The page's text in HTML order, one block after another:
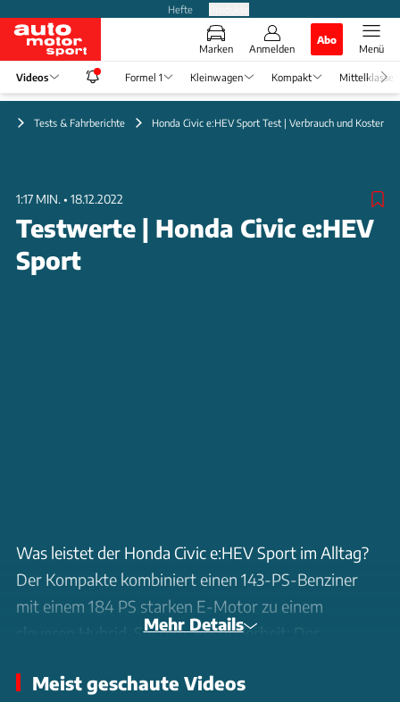
Hefte
Marken Anmelden
Abo
Menü
Videos Formel 1 Kleinwagen Kompakt Mittelklasse
Tests & Fahrberichte Honda Civic e:HEV Sport Test | Verbrauch und Kosten
1:17 MIN. • 18.12.2022
Testwerte | Honda Civic e:HEV
Sport
Was leistet der Honda Civic e:HEV Sport im Alltag?
Der Kompakte kombiniert einen 143-PS-Benziner
mit einem 184 PS starken E-Motor zu einem
cleveren Hybrid-System. Besonderheit: Der
überlässt den direkten Vortrieb dem E-Motor. Die
Mehr Details
Meist geschaute Videos